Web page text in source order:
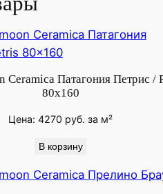
Ceramica Патагония Петрис /
80x160
Цена:4270 руб. за м²
В корзину